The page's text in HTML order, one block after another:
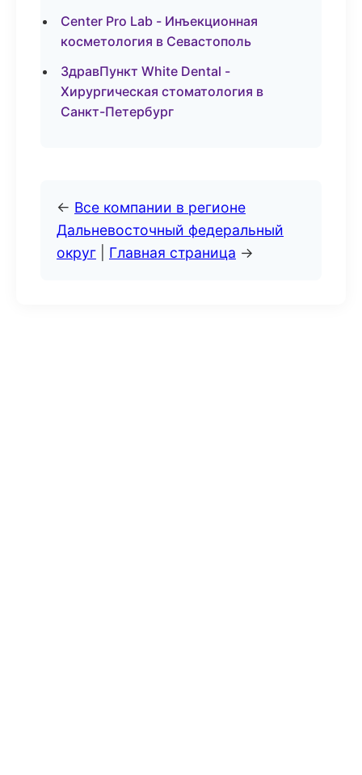
Center Pro Lab - Инъекционная
косметология в Севастополь
ЗдравПункт White Dental -
Хирургическая стоматология в
Санкт-Петербург
← Все компании в регионе
Дальневосточный федеральный
округ
Главная страница →